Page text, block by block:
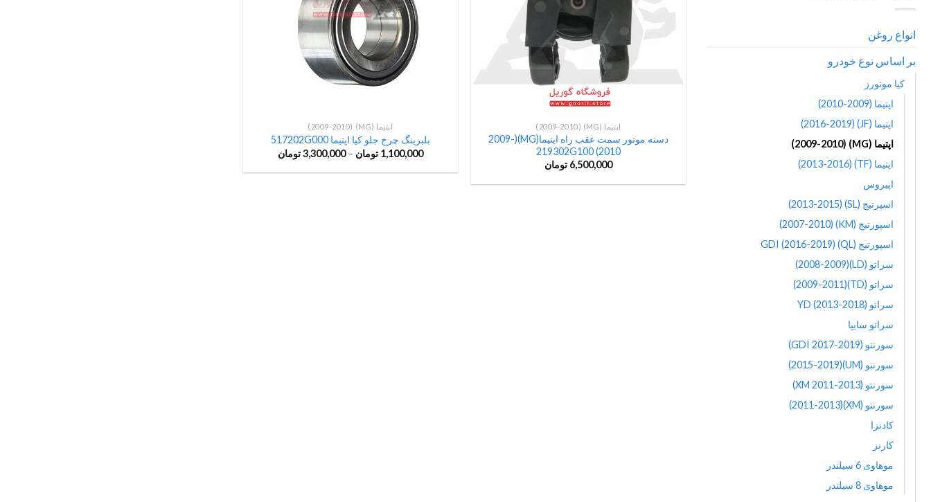
انواع روغن
بر اساس نوع خودرو
کیا موتورز
اپتیما (2009-2010)
اپتیما (JF) (2016-2019)
اپتیما (MG) (2009-2010)
اپتیما (TF) (2013-2016)
اپیروس
اسپرتیج (SL) (2013-2015)
اسپورتیج (KM) (2007-2010)
اسپورتیج (QL) GDI (2016-2019)
سراتو (LD)(2008-2009)
سراتو (TD)(2009-2011)
سراتو YD (2013-2018)
سراتو سایپا
سورنتو (GDI 2017-2019)
سورنتو (UM)(2015-2019)
سورنتو (XM 2011-2013)
سورنتو (XM)(2011-2013)
کادنزا
کارنز
موهاوی 6 سیلندر
موهاوی 8 سیلندر
اپتیما (MG) (2009-2010)
دسته موتور سمت عقب راه اپتیما(MG)(2009-
2010) 219302G100
6,500,000 تومان
اپتیما (MG) (2009-2010)
بلبرینگ چرخ جلو کیا اپتیما 517202G000
1,100,000 تومان –
3,300,000تومان